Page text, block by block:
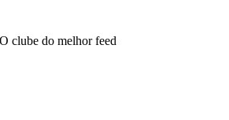
clube do melhor feed